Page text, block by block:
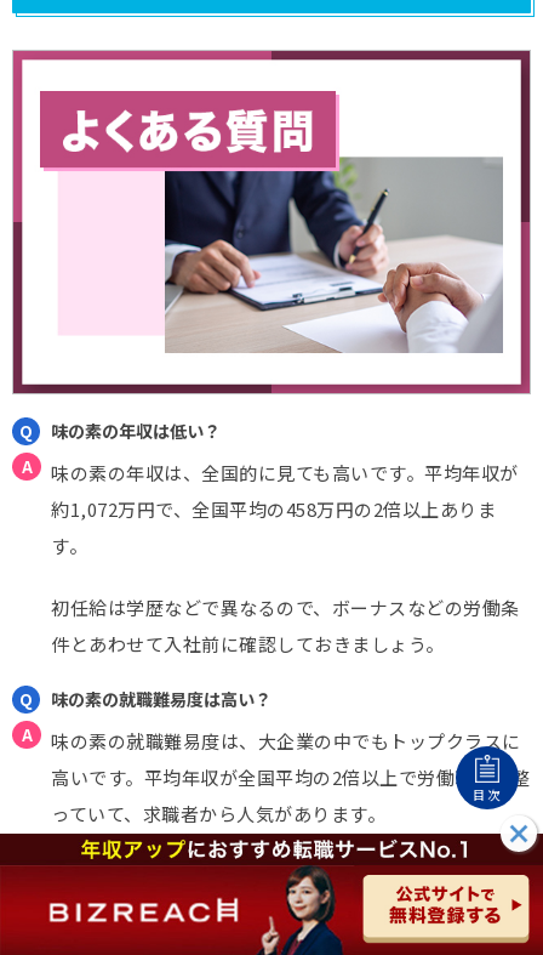
味の素の年収は低い？
味の素の年収は、全国的に見ても高いです。平均年収が
約1,072万円で、全国平均の458万円の2倍以上ありま
す。
初任給は学歴などで異なるので、ボーナスなどの労働条
件とあわせて入社前に確認しておきましょう。
味の素の就職難易度は高い？
味の素の就職難易度は、大企業の中でもトップクラスに
高いです。平均年収が全国平均の2倍以上で労働環境が整
っていて、求職者から人気があります。
▶味の素の就職難易度の解説はこちら
味の素に中途入社する方法は？
目次